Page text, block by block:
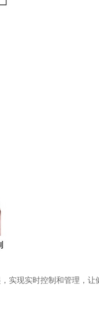
实现实时控制和管理，让